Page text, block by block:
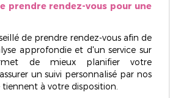
prendre rendez-vous pour une
de prendre rendez-vous afin de
approfondie et d'un service sur
de mieux planifier votre
unsuivi personnalisé par nos
tiennent à votre disposition.